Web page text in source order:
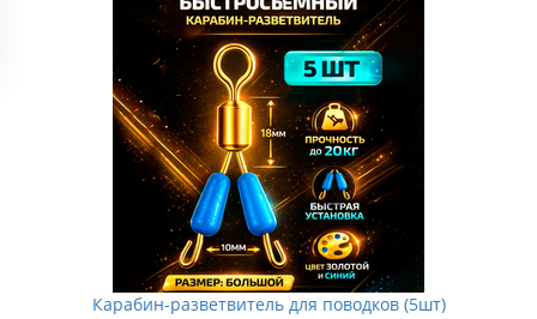
Карабин-разветвитель для поводков (5шт)